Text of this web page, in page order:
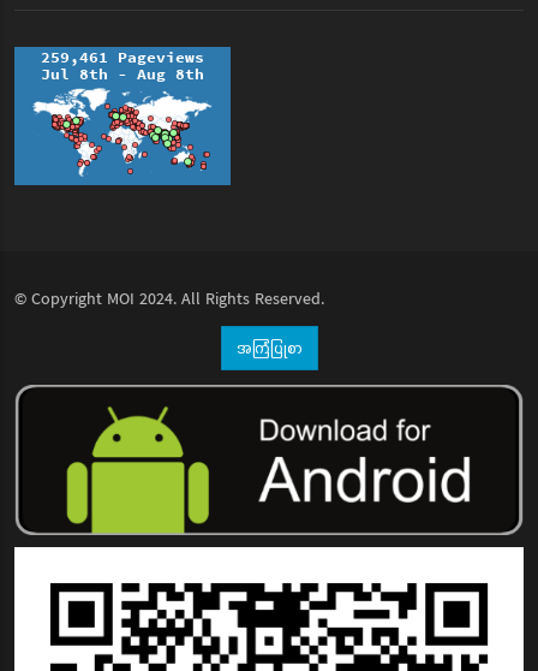
© Copyright MOI 2024. All Rights Reserved.
အကြံပြုစာ